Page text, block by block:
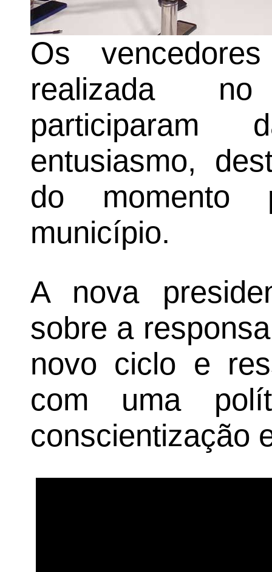
Os
realizada
participaram
entusiasmo,
do
município.
A nova
sobre a
novo ciclo e
com uma
conscientização